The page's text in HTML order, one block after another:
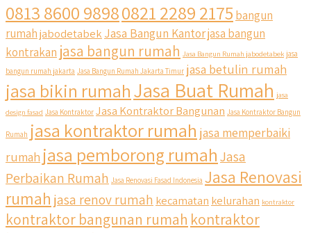
0813 8600 98980821 2289 2175 bangun
rumahjabodetabek Jasa Bangun Kantorjasa bangun
kontrakan jasa bangun rumah Jasa Bangun Rumah jabodetabek jasa
bangun rumah jakarta Jasa Bangun Rumah Jakarta Timur jasa betulin rumah
jasa bikin rumahJasa Buat Rumah jasa
design fasad Jasa Kontraktor Jasa Kontraktor Bangunan Jasa Kontraktor Bangun
Rumah jasa kontraktor rumah jasa memperbaiki
rumah jasa pemborong rumahJasa
Perbaikan Rumah Jasa Renovasi Fasad Indonesia Jasa Renovasi
rumah jasa renov rumah kecamatan kelurahan kontraktor
kontraktor bangunan rumah kontraktor